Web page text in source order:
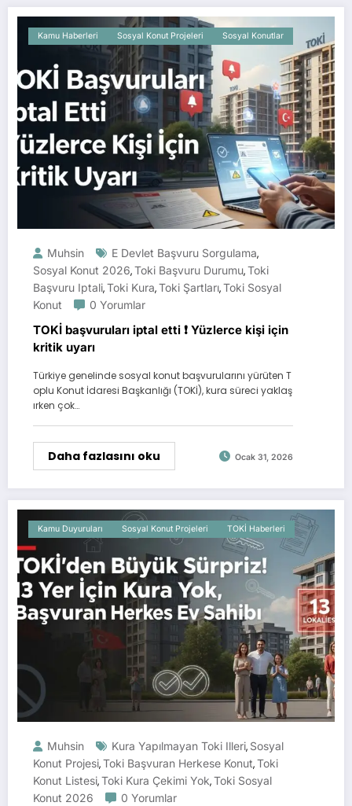
Kamu Haberleri Sosyal Konut Projeleri Sosyal Konutlar
Muhsin E Devlet Başvuru Sorgulama,
Sosyal Konut 2026,Toki Başvuru Durumu,Toki
Başvuru Iptali,Toki Kura,Toki Şartları,Toki Sosyal
Konut
0 Yorumlar
TOKİ başvuruları iptal etti ❗ Yüzlerce kişi için
kritik uyarı
Türkiye genelinde sosyal konut başvurularını yürüten T
oplu Konut İdaresi Başkanlığı (TOKİ), kura süreci yaklaş
ırken çok…
Daha fazlasını oku Ocak 31, 2026
Kamu Duyuruları Sosyal Konut Projeleri TOKİ Haberleri
Muhsin Kura Yapılmayan Toki Illeri, Sosyal
Konut Projesi,Toki Başvuran Herkese Konut,Toki
Konut Listesi,Toki Kura Çekimi Yok,Toki Sosyal
Konut 2026
0 Yorumlar